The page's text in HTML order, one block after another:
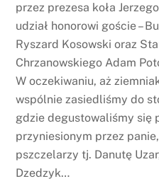
przez prezesa koła
udział honorowi goście –
Ryszard Kosowski oraz
Chrzanowskiego Adam
W oczekiwaniu, aż
wspólnie zasiedliśmy do
gdzie degustowaliśmy się
przyniesionym przez
pszczelarzy tj. Danutę
Dzedzyk…